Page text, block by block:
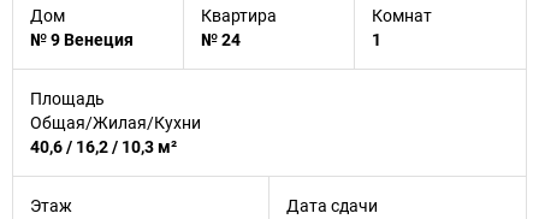
Дом
№ 9 Венеция
Квартира
№ 24
Комнат
1
Площадь
Общая/Жилая/Кухни
40,6 / 16,2 / 10,3 м²
Этаж
Дата сдачи